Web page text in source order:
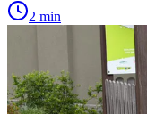
2 min